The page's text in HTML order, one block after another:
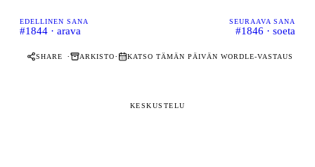
EDELLINEN SANA
#1844 · arava
SEURAAVA SANA
#1846 · soeta
SHARE · ARKISTO· KATSO TÄMÄN PÄIVÄN WORDLE-VASTAUS
KESKUSTELU